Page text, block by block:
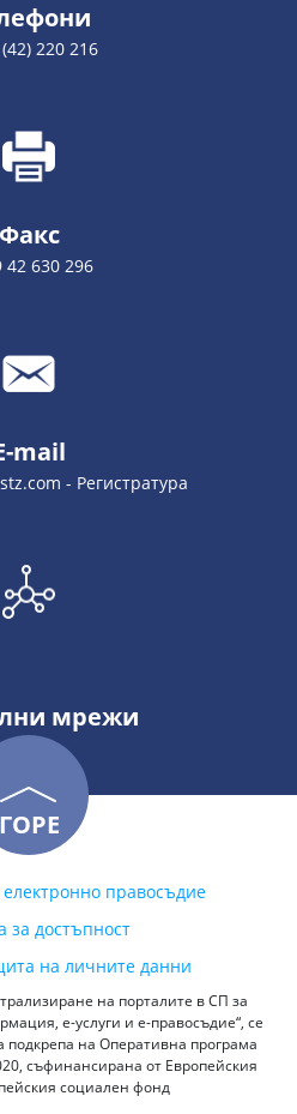
220 216
Факс
42 630 296
mail
- Регистратура
мрежи
ГОРЕ
правосъдие
за достъпност
на личните данни
на порталите в СП за
е-услуги и е-правосъдие“, се
на Оперативна програма
съфинансирана от Европейския
социален фонд